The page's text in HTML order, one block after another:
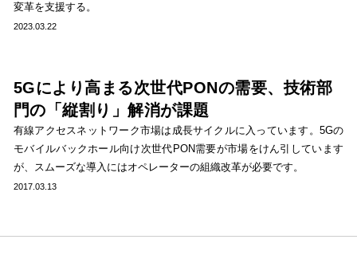
変革を支援する。
2023.03.22
5Gにより高まる次世代PONの需要、技術部
門の「縦割り」解消が課題
有線アクセスネットワーク市場は成長サイクルに入っています。5Gの
モバイルバックホール向け次世代PON需要が市場をけん引しています
が、スムーズな導入にはオペレーターの組織改革が必要です。
2017.03.13